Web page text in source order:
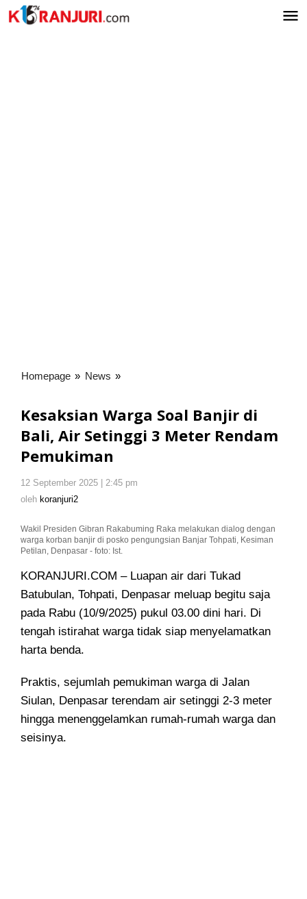
Lewati
ke
Homepage » News »
Banjir
di
Setinggi
Rendam
Pemukiman
Kesaksian Warga Soal Banjir di
Bali, Air Setinggi 3 Meter Rendam
Pemukiman
12 September 2025 | 2:45 pm
oleh koranjuri2
Wakil Presiden Gibran Rakabuming Raka melakukan dialog dengan
warga korban banjir di posko pengungsian Banjar Tohpati, Kesiman
Petilan, Denpasar - foto: Ist.
KORANJURI.COM – Luapan air dari Tukad
Batubulan, Tohpati, Denpasar meluap begitu saja
pada Rabu (10/9/2025) pukul 03.00 dini hari. Di
tengah istirahat warga tidak siap menyelamatkan
harta benda.
Praktis, sejumlah pemukiman warga di Jalan
Siulan, Denpasar terendam air setinggi 2-3 meter
hingga menenggelamkan rumah-rumah warga dan
seisinya.